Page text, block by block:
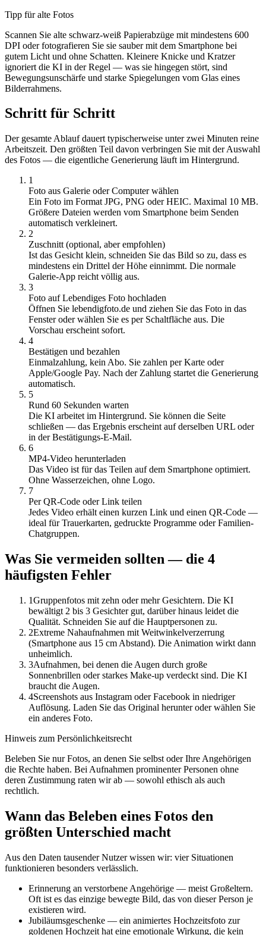
Tipp für alte Fotos
Scannen Sie alte schwarz-weiß Papierabzüge mit mindestens 600
DPI oder fotografieren Sie sie sauber mit dem Smartphone bei
gutem Licht und ohne Schatten. Kleinere Knicke und Kratzer
ignoriert die KI in der Regel — was sie hingegen stört, sind
Bewegungsunschärfe und starke Spiegelungen vom Glas eines
Bilderrahmens.
Schritt für Schritt
Der gesamte Ablauf dauert typischerweise unter zwei Minuten reine
Arbeitszeit. Den größten Teil davon verbringen Sie mit der Auswahl
des Fotos — die eigentliche Generierung läuft im Hintergrund.
1
Foto aus Galerie oder Computer wählen
Ein Foto im Format JPG, PNG oder HEIC. Maximal 10 MB.
Größere Dateien werden vom Smartphone beim Senden
automatisch verkleinert.
2
Zuschnitt (optional, aber empfohlen)
Ist das Gesicht klein, schneiden Sie das Bild so zu, dass es
mindestens ein Drittel der Höhe einnimmt. Die normale
Galerie-App reicht völlig aus.
3
Foto auf Lebendiges Foto hochladen
Öffnen Sie lebendigfoto.de und ziehen Sie das Foto in das
Fenster oder wählen Sie es per Schaltfläche aus. Die
Vorschau erscheint sofort.
4
Bestätigen und bezahlen
Einmalzahlung, kein Abo. Sie zahlen per Karte oder
Apple/Google Pay. Nach der Zahlung startet die Generierung
automatisch.
5
Rund 60 Sekunden warten
Die KI arbeitet im Hintergrund. Sie können die Seite
schließen — das Ergebnis erscheint auf derselben URL oder
in der Bestätigungs-E-Mail.
6
MP4-Video herunterladen
Das Video ist für das Teilen auf dem Smartphone optimiert.
Ohne Wasserzeichen, ohne Logo.
7
Per QR-Code oder Link teilen
Jedes Video erhält einen kurzen Link und einen QR-Code —
ideal für Trauerkarten, gedruckte Programme oder Familien-
Chatgruppen.
Was Sie vermeiden sollten — die 4
häufigsten Fehler
1Gruppenfotos mit zehn oder mehr Gesichtern. Die KI
bewältigt 2 bis 3 Gesichter gut, darüber hinaus leidet die
Qualität. Schneiden Sie auf die Hauptpersonen zu.
2Extreme Nahaufnahmen mit Weitwinkelverzerrung
(Smartphone aus 15 cm Abstand). Die Animation wirkt dann
unheimlich.
3Aufnahmen, bei denen die Augen durch große
Sonnenbrillen oder starkes Make-up verdeckt sind. Die KI
braucht die Augen.
4Screenshots aus Instagram oder Facebook in niedriger
Auflösung. Laden Sie das Original herunter oder wählen Sie
ein anderes Foto.
Hinweis zum Persönlichkeitsrecht
Beleben Sie nur Fotos, an denen Sie selbst oder Ihre Angehörigen
die Rechte haben. Bei Aufnahmen prominenter Personen ohne
deren Zustimmung raten wir ab — sowohl ethisch als auch
rechtlich.
Wann das Beleben eines Fotos den
größten Unterschied macht
Aus den Daten tausender Nutzer wissen wir: vier Situationen
funktionieren besonders verlässlich.
Erinnerung an verstorbene Angehörige — meist Großeltern.
Oft ist es das einzige bewegte Bild, das von dieser Person je
existieren wird.
Jubiläumsgeschenke — ein animiertes Hochzeitsfoto zur
goldenen Hochzeit hat eine emotionale Wirkung, die kein